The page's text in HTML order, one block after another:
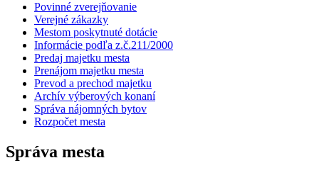
Povinné zverejňovanie
Verejné zákazky
Mestom poskytnuté dotácie
Informácie podľa z.č.211/2000
Predaj majetku mesta
Prenájom majetku mesta
Prevod a prechod majetku
Archív výberových konaní
Správa nájomných bytov
Rozpočet mesta
Správa mesta